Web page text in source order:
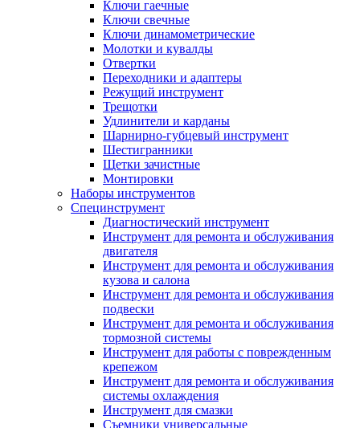
Ключи гаечные
Ключи свечные
Ключи динамометрические
Молотки и кувалды
Отвертки
Переходники и адаптеры
Режущий инструмент
Трещотки
Удлинители и карданы
Шарнирно-губцевый инструмент
Шестигранники
Щетки зачистные
Монтировки
Наборы инструментов
Специнструмент
Диагностический инструмент
Инструмент для ремонта и обслуживания
двигателя
Инструмент для ремонта и обслуживания
кузова и салона
Инструмент для ремонта и обслуживания
подвески
Инструмент для ремонта и обслуживания
тормозной системы
Инструмент для работы с поврежденным
крепежом
Инструмент для ремонта и обслуживания
системы охлаждения
Инструмент для смазки
Съемники универсальные